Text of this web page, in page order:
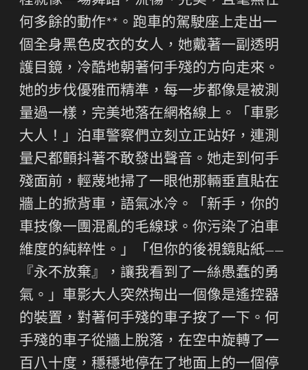
何多餘的動作**。跑車的駕駛座上走出一
個全身黑色皮衣的女人，她戴著一副透明
護目鏡，冷酷地朝著何手殘的方向走來。
她的步伐優雅而精準，每一步都像是被測
量過一樣，完美地落在網格線上。「車影
大人！」泊車警察們立刻立正站好，連測
量尺都顫抖著不敢發出聲音。她走到何手
殘面前，輕蔑地掃了一眼他那輛垂直貼在
牆上的掀背車，語氣冰冷。「新手，你的
車技像一團混亂的毛線球。你污染了泊車
維度的純粹性。」「但你的後視鏡貼紙——
『永不放棄』，讓我看到了一絲愚蠢的勇
氣。」車影大人突然掏出一個像是遙控器
的裝置，對著何手殘的車子按了一下。何
手殘的車子從牆上脫落，在空中旋轉了一
百八十度，穩穩地停在了地面上的一個停